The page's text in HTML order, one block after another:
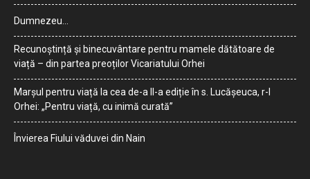
Dumnezeu…
Recunoștință și binecuvântare pentru mamele dătătoare de
viață – din partea preoților Vicariatului Orhei
Marșul pentru viață la cea de-a II-a ediție în s. Lucășeuca, r-l
Orhei: „Pentru viață, cu inimă curată”
Învierea Fiului văduvei din Nain